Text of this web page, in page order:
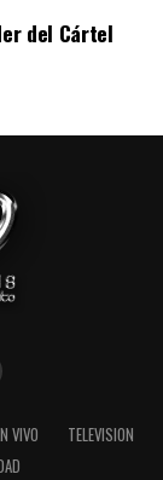
del Cártel
VIVO
TELEVISION